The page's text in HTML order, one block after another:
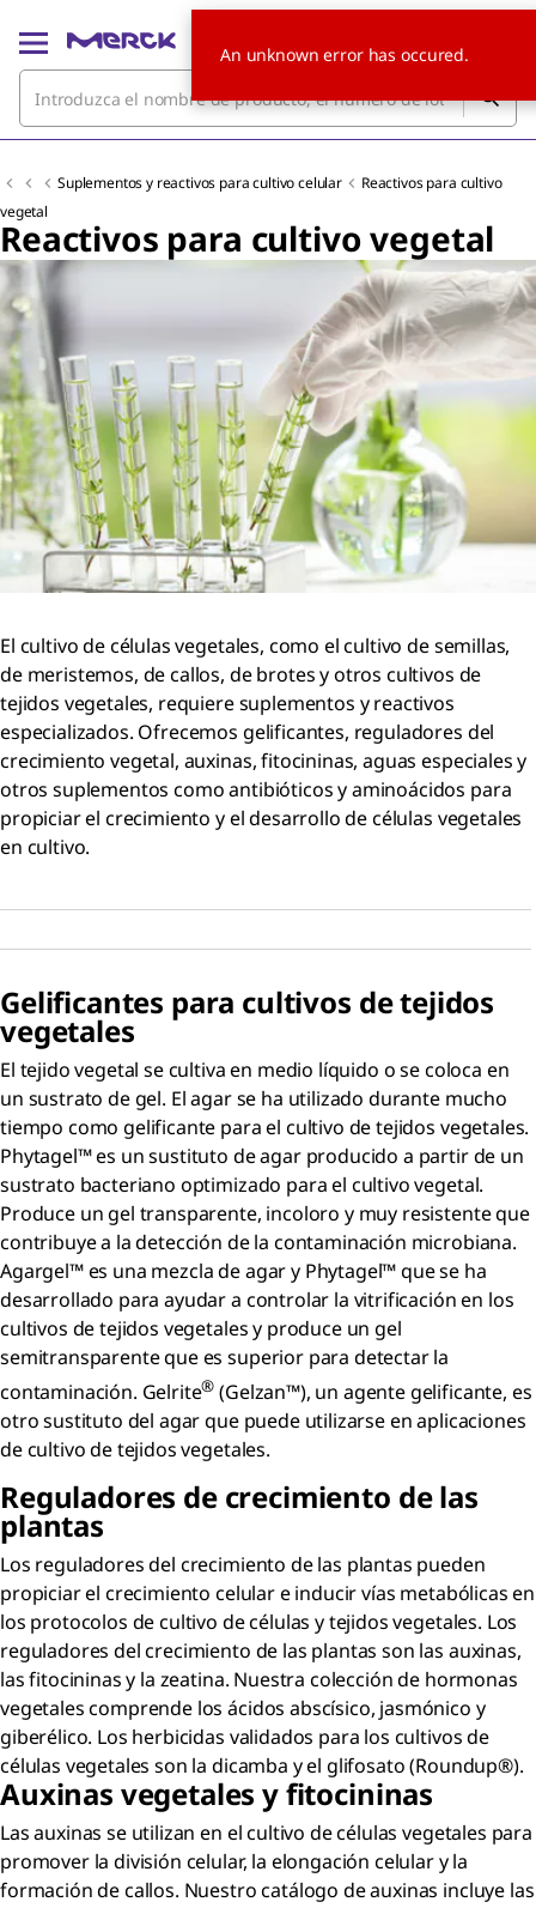
Suplementos y reactivos para cultivo celular
Reactivos para cultivo
vegetal
Reactivos para cultivo vegetal
El cultivo de células vegetales, como el cultivo de semillas,
de meristemos, de callos, de brotes y otros cultivos de
tejidos vegetales, requiere suplementos y reactivos
especializados. Ofrecemos gelificantes, reguladores del
crecimiento vegetal, auxinas, fitocininas, aguas especiales y
otros suplementos como antibióticos y aminoácidos para
propiciar el crecimiento y el desarrollo de células vegetales
en cultivo.
Gelificantes para cultivos de tejidos
vegetales
El tejido vegetal se cultiva en medio líquido o se coloca en
un sustrato de gel. El agar se ha utilizado durante mucho
tiempo como gelificante para el cultivo de tejidos vegetales.
Phytagel™ es un sustituto de agar producido a partir de un
sustrato bacteriano optimizado para el cultivo vegetal.
Produce un gel transparente, incoloro y muy resistente que
contribuye a la detección de la contaminación microbiana.
Agargel™ es una mezcla de agar y Phytagel™ que se ha
desarrollado para ayudar a controlar la vitrificación en los
cultivos de tejidos vegetales y produce un gel
semitransparente que es superior para detectar la
contaminación. Gelrite® (Gelzan™), un agente gelificante, es
otro sustituto del agar que puede utilizarse en aplicaciones
de cultivo de tejidos vegetales.
Reguladores de crecimiento de las
plantas
Los reguladores del crecimiento de las plantas pueden
propiciar el crecimiento celular e inducir vías metabólicas en
los protocolos de cultivo de células y tejidos vegetales. Los
reguladores del crecimiento de las plantas son las auxinas,
las fitocininas y la zeatina. Nuestra colección de hormonas
vegetales comprende los ácidos abscísico, jasmónico y
giberélico. Los herbicidas validados para los cultivos de
células vegetales son la dicamba y el glifosato (Roundup®).
Auxinas vegetales y fitocininas
Las auxinas se utilizan en el cultivo de células vegetales para
promover la división celular, la elongación celular y la
formación de callos. Nuestro catálogo de auxinas incluye las
An unknown error has occured.